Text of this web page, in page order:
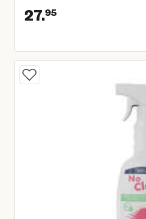
27.95
Huidige